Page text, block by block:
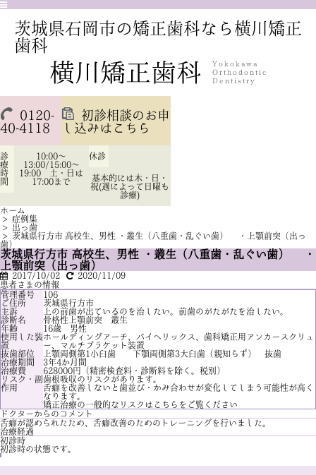
茨城県石岡市の矯正歯科なら横川矯正
歯科
0120-
40-4118
初診相談のお申
し込みはこちら
診
療
時
間
10:00～
13:00/15:00～
19:00 土・日は
17:00まで
休診
基本的には木・日・
祝(週によって日曜も
診療)
ホーム
> 症例集
> 出っ歯
> 茨城県行方市 高校生、男性 ・叢生（八重歯・乱ぐい歯） ・上顎前突（出っ
歯）
茨城県行方市 高校生、男性 ・叢生（八重歯・乱ぐい歯） ・
上顎前突（出っ歯）
2017/10/02
2020/11/09
患者さまの情報
管理番号
106
ご住所
茨城県行方市
主訴
上の前歯が出ているのを治したい。前歯のがたがたを治したい。
診断名
骨格性上顎前突 叢生
年齢
16歳 男性
使用した装
置
ホールディングアーチ、バイヘリックス、歯科矯正用アンカースクリュ
ー、マルチブラケット装置
抜歯部位
上顎両側第1小臼歯 下顎両側第3大臼歯（親知らず） 抜歯
治療期間
3年4か月間
治療費
628000円（精密検査料・診断料を除く。税別）
リスク・副
作用
歯根吸収のリスクがあります。
舌癖を改善しないと歯並び・かみ合わせが変化してしまう可能性が高く
なります。
矯正治療の一般的なリスクは こちら をご覧ください
ドクターからのコメント
舌癖が認められたため、舌癖改善のためのトレーニングを行いました。
治療経過
初診時
初診時の状態です。